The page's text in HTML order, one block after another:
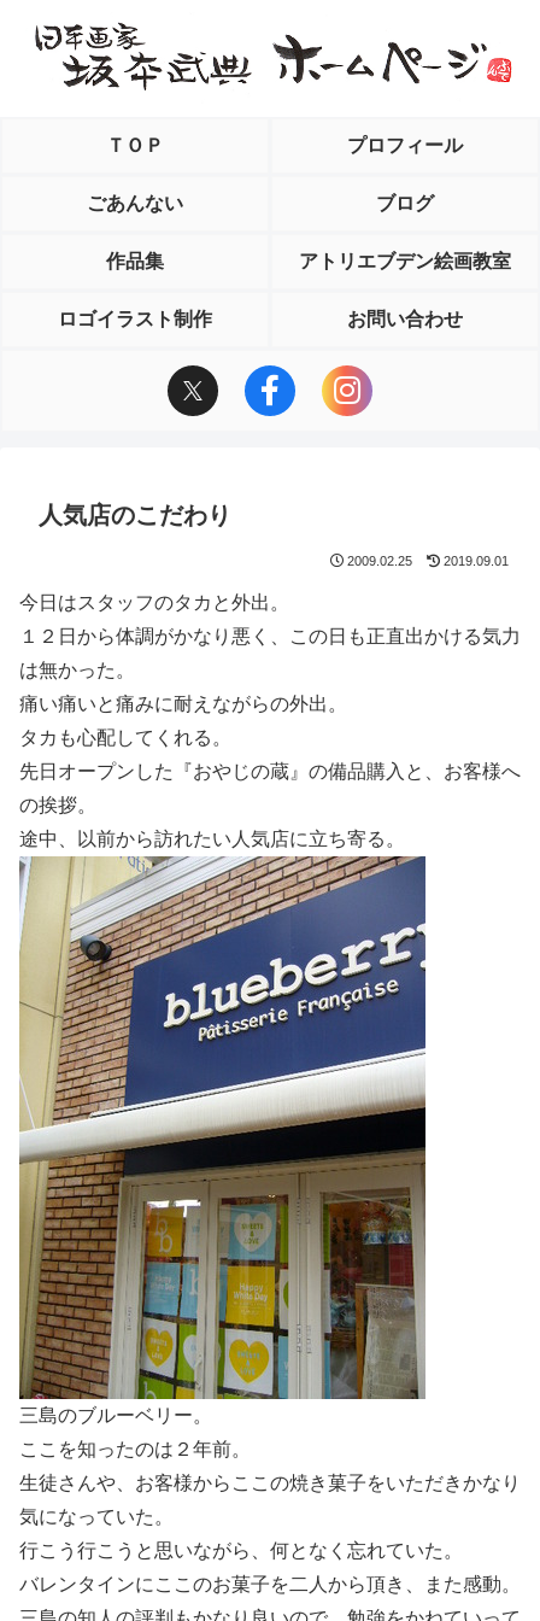
ＴＯＰ プロフィール
ごあんない ブログ
作品集 アトリエブデン絵画教室
ロゴイラスト制作 お問い合わせ
人気店のこだわり
2009.02.25 2019.09.01
今日はスタッフのタカと外出。
１２日から体調がかなり悪く、この日も正直出かける気力
は無かった。
痛い痛いと痛みに耐えながらの外出。
タカも心配してくれる。
先日オープンした『おやじの蔵』の備品購入と、お客様へ
の挨拶。
途中、以前から訪れたい人気店に立ち寄る。
三島のブルーベリー。
ここを知ったのは２年前。
生徒さんや、お客様からここの焼き菓子をいただきかなり
気になっていた。
行こう行こうと思いながら、何となく忘れていた。
バレンタインにここのお菓子を二人から頂き、また感動。